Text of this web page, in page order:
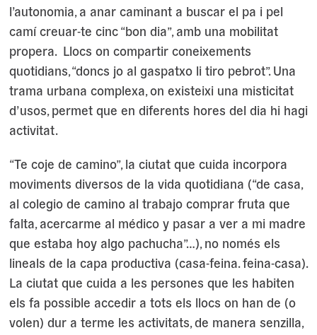
l’autonomia, a anar caminant a buscar el pa i pel
camí creuar-te cinc “bon dia”, amb una mobilitat
propera. Llocs on compartir coneixements
quotidians, “doncs jo al gaspatxo li tiro pebrot”. Una
trama urbana complexa, on existeixi una misticitat
d’usos, permet que en diferents hores del dia hi hagi
activitat.
“Te coje de camino”, la ciutat que cuida incorpora
moviments diversos de la vida quotidiana (“de casa,
al colegio de camino al trabajo comprar fruta que
falta, acercarme al médico y pasar a ver a mi madre
que estaba hoy algo pachucha”…), no només els
lineals de la capa productiva (casa-feina. feina-casa).
La ciutat que cuida a les persones que les habiten
els fa possible accedir a tots els llocs on han de (o
volen) dur a terme les activitats, de manera senzilla,